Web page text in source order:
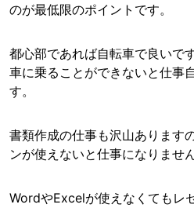
のが最低限のポイントです。
都心部であれば自転車で良いで
車に乗ることができないと仕事
す。
書類作成の仕事も沢山あります
ンが使えないと仕事になりません
WordやExcelが使えなくてもレ